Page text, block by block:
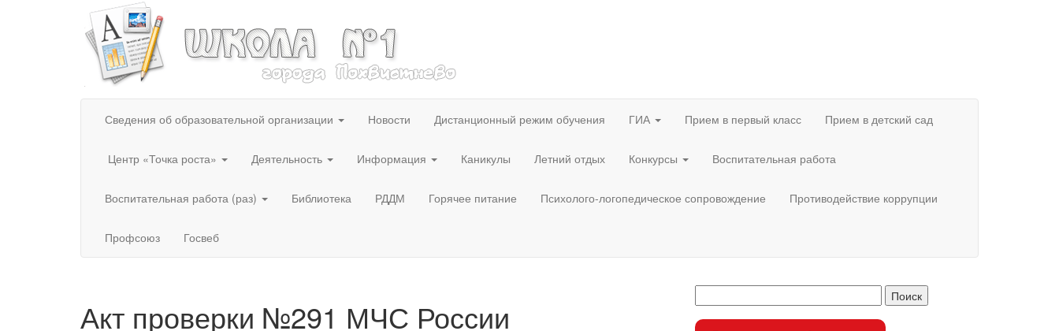
Сведения об образовательной организации Новости Дистанционный режим обучения ГИА Прием в первый класс Прием в детский сад
Центр «Точка роста» Деятельность Информация Каникулы Летний отдых Конкурсы Воспитательная работа
Воспитательная работа (раз) Библиотека РДДМ Горячее питание Психолого-логопедическое сопровождение Противодействие коррупции
Профсоюз Госвеб
Акт проверки №291 МЧС России